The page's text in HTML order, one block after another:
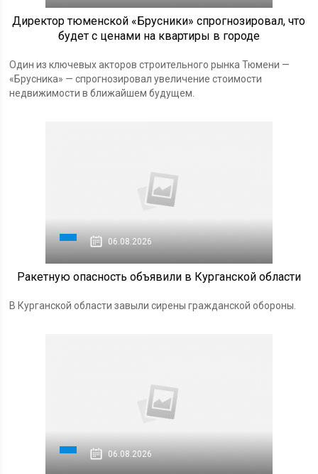
Директор тюменской «Брусники» спрогнозировал, что
будет с ценами на квартиры в городе
Один из ключевых акторов строительного рынка Тюмени —
«Брусника» — спрогнозировал увеличение стоимости
недвижимости в ближайшем будущем.
06.08.2026
Ракетную опасность объявили в Курганской области
В Курганской области завыли сирены гражданской обороны.
06.08.2026